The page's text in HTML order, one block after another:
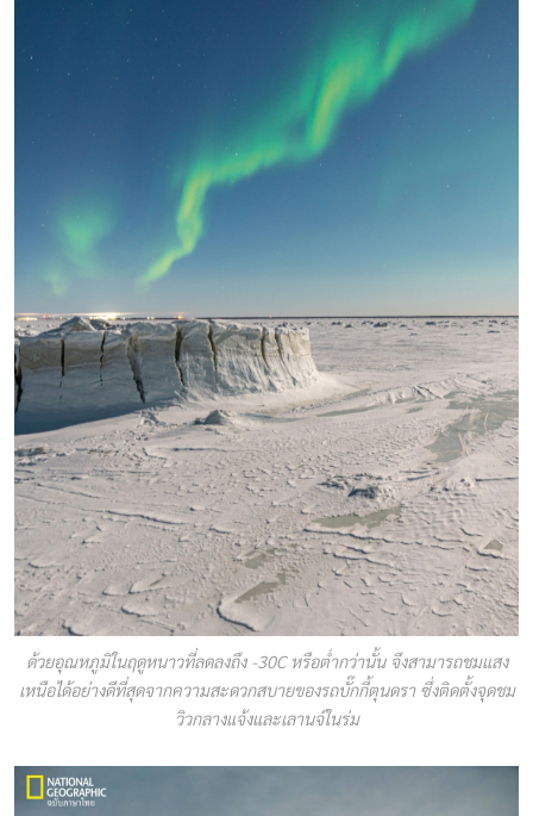
ด้วยอุณหภูมิในฤดูหนาวที่ลดลงถึง -30C หรือต่ำกว่านั้น จึงสามารถชมแสง
เหนือได้อย่างดีที่สุดจากความสะดวกสบายของรถบั๊กกี้ตุนดรา ซึ่งติดตั้งจุดชม
วิวกลางแจ้งและเลานจ์ในร่ม